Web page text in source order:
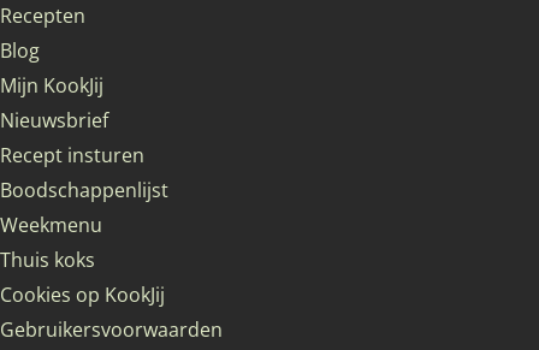
Recepten
Blog
Mijn KookJij
Nieuwsbrief
Recept insturen
Boodschappenlijst
Weekmenu
Thuis koks
Cookies op KookJij
Gebruikersvoorwaarden